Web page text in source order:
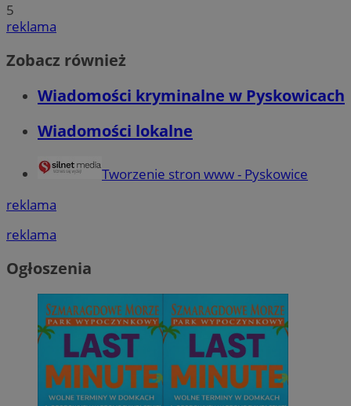
5
reklama
Zobacz również
Wiadomości kryminalne w Pyskowicach
Wiadomości lokalne
Tworzenie stron www - Pyskowice
reklama
reklama
Ogłoszenia